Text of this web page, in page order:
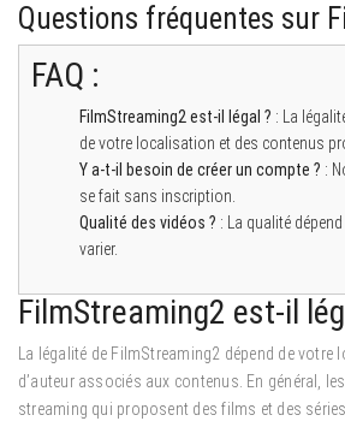
Questions fréquentes sur
FAQ :
FilmStreaming2 est-il légal ? : La
de votre localisation et des contenus
Y a-t-il besoin de créer un compte ? :
se fait sans inscription.
Qualité des vidéos ? : La qualité
varier.
FilmStreaming2 est-il
La légalité de FilmStreaming2 dépend de
d’auteur associés aux contenus. En général,
streaming qui proposent des films et des